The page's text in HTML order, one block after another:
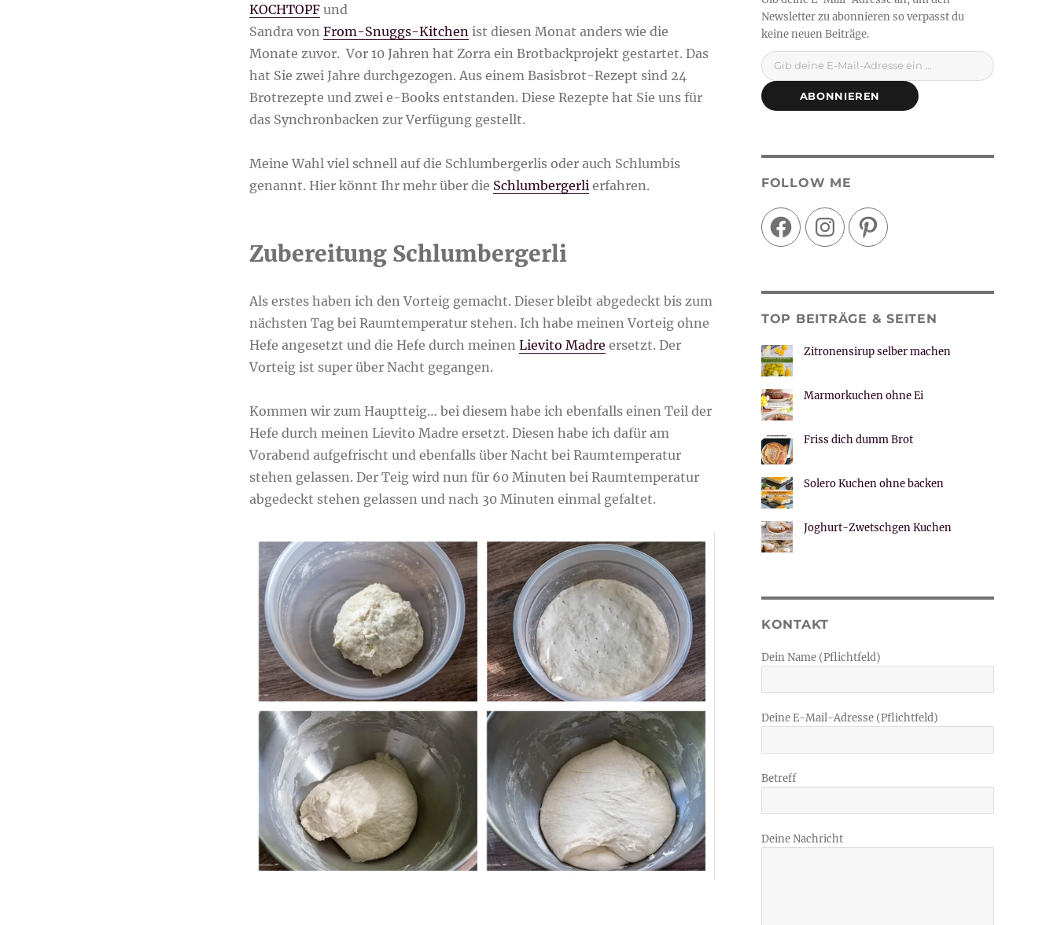
KOCHTOPFund
Sandra von From-Snuggs-Kitchen ist diesen Monat anders wie die
Monate zuvor. Vor 10 Jahren hat Zorra ein Brotbackprojekt gestartet. Das
hat Sie zwei Jahre durchgezogen. Aus einem Basisbrot-Rezept sind 24
Brotrezepte und zwei e-Books entstanden. Diese Rezepte hat Sie uns für
das Synchronbacken zur Verfügung gestellt.
Meine Wahl viel schnell auf die Schlumbergerlis oder auch Schlumbis
genannt. Hier könnt Ihr mehr über die Schlumbergerli erfahren.
Zubereitung Schlumbergerli
Als erstes haben ich den Vorteig gemacht. Dieser bleibt abgedeckt bis zum
nächsten Tag bei Raumtemperatur stehen. Ich habe meinen Vorteig ohne
Hefe angesetzt und die Hefe durch meinen Lievito Madre ersetzt. Der
Vorteig ist super über Nacht gegangen.
Kommen wir zum Hauptteig… bei diesem habe ich ebenfalls einen Teil der
Hefe durch meinen Lievito Madre ersetzt. Diesen habe ich dafür am
Vorabend aufgefrischt und ebenfalls über Nacht bei Raumtemperatur
stehen gelassen. Der Teig wird nun für 60 Minuten bei Raumtemperatur
abgedeckt stehen gelassen und nach 30 Minuten einmal gefaltet.
Gib deine E-Mail-Adresse ein ...
ABONNIEREN
FOLLOW ME
FacebookInstagramPinterest
TOP BEITRÄGE & SEITEN
Zitronensirup selber machen
Marmorkuchen ohne Ei
Friss dich dumm Brot
Solero Kuchen ohne backen
Joghurt-Zwetschgen Kuchen
KONTAKT
Dein Name (Pflichtfeld)
Deine E-Mail-Adresse (Pflichtfeld)
Betreff
Deine Nachricht